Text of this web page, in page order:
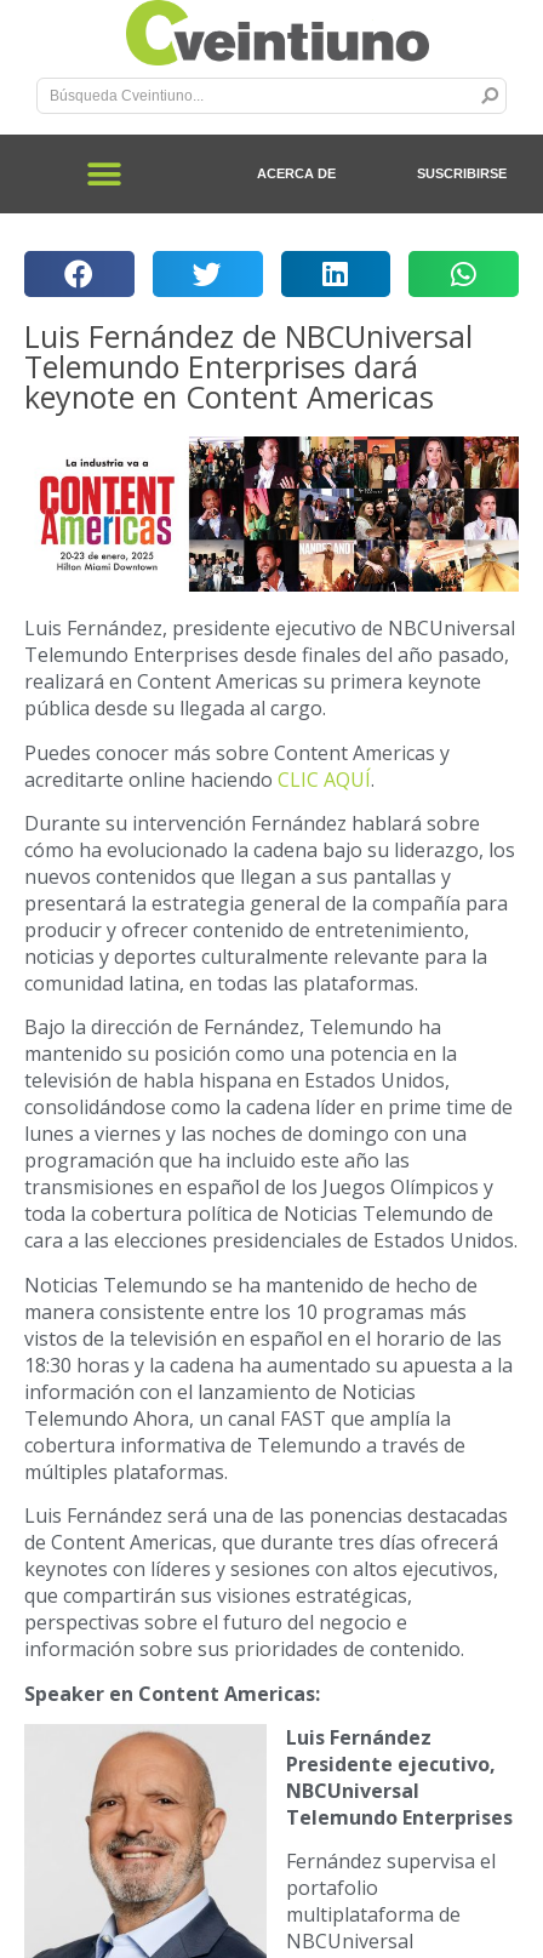
ACERCA DE SUSCRIBIRSE
Luis Fernández de NBCUniversal
Telemundo Enterprises dará
keynote en Content Americas
Luis Fernández, presidente ejecutivo de NBCUniversal
Telemundo Enterprises desde finales del año pasado,
realizará en Content Americas su primera keynote
pública desde su llegada al cargo.
Puedes conocer más sobre Content Americas y
acreditarte online haciendo CLIC AQUÍ.
Durante su intervención Fernández hablará sobre
cómo ha evolucionado la cadena bajo su liderazgo, los
nuevos contenidos que llegan a sus pantallas y
presentará la estrategia general de la compañía para
producir y ofrecer contenido de entretenimiento,
noticias y deportes culturalmente relevante para la
comunidad latina, en todas las plataformas.
Bajo la dirección de Fernández, Telemundo ha
mantenido su posición como una potencia en la
televisión de habla hispana en Estados Unidos,
consolidándose como la cadena líder en prime time de
lunes a viernes y las noches de domingo con una
programación que ha incluido este año las
transmisiones en español de los Juegos Olímpicos y
toda la cobertura política de Noticias Telemundo de
cara a las elecciones presidenciales de Estados Unidos.
Noticias Telemundo se ha mantenido de hecho de
manera consistente entre los 10 programas más
vistos de la televisión en español en el horario de las
18:30 horas y la cadena ha aumentado su apuesta a la
información con el lanzamiento de Noticias
Telemundo Ahora, un canal FAST que amplía la
cobertura informativa de Telemundo a través de
múltiples plataformas.
Luis Fernández será una de las ponencias destacadas
de Content Americas, que durante tres días ofrecerá
keynotes con líderes y sesiones con altos ejecutivos,
que compartirán sus visiones estratégicas,
perspectivas sobre el futuro del negocio e
información sobre sus prioridades de contenido.
Speaker en Content Americas:
Luis Fernández
Presidente ejecutivo,
NBCUniversal
Telemundo Enterprises
Fernández supervisa el
portafolio
multiplataforma de
NBCUniversal